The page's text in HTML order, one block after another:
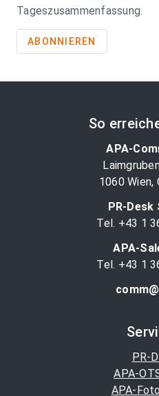
Tageszusammenfassung.
ABONNIEREN
So
APA-
1060 Wien,
PR-Desk
Tel. +43 1
APA-
Tel. +43 1
PR-
APA-
APA-